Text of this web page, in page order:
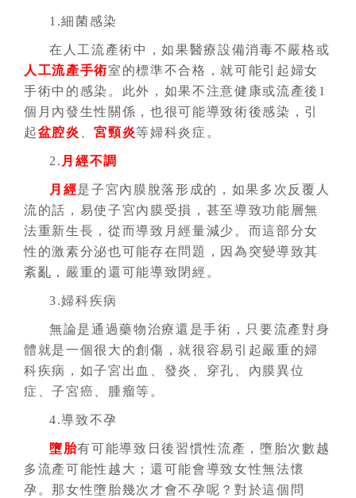
1.細菌感染
在人工流產術中，如果醫療設備消毒不嚴格或
人工流產手術室的標準不合格，就可能引起婦女
手術中的感染。此外，如果不注意健康或流產後1
個月內發生性關係，也很可能導致術後感染，引
起盆腔炎 、宮頸炎等婦科炎症。
2. 月經不調
月經是子宮內膜脫落形成的，如果多次反覆人
流的話，易使子宮內膜受損，甚至導致功能層無
法重新生長，從而導致月經量減少。而這部分女
性的激素分泌也可能存在問題，因為突變導致其
紊亂，嚴重的還可能導致閉經。
3.婦科疾病
無論是通過藥物治療還是手術，只要流產對身
體就是一個很大的創傷，就很容易引起嚴重的婦
科疾病，如子宮出血、發炎、穿孔、內膜異位
症、子宮癌、腫瘤等。
4.導致不孕
墮胎有可能導致日後習慣性流產，墮胎次數越
多流產可能性越大；還可能會導致女性無法懷
孕。那女性墮胎幾次才會不孕呢？對於這個問